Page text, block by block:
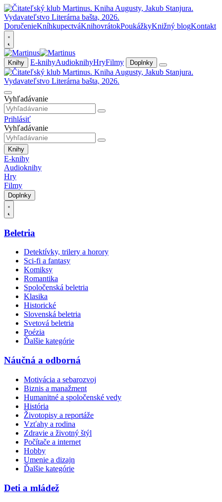
DoručenieKníhkupectváKnihovrátokPoukážkyKnižný blogKontakt
Knihy E-knihyAudioknihyHryFilmy Doplnky
Vyhľadávanie
Prihlásiť
Vyhľadávanie
Knihy
E-knihy
Audioknihy
Hry
Filmy
Doplnky
Beletria
Detektívky, trilery a horory
Sci-fi a fantasy
Komiksy
Romantika
Spoločenská beletria
Klasika
Historické
Slovenská beletria
Svetová beletria
Poézia
Ďalšie kategórie
Náučná a odborná
Motivácia a sebarozvoj
Biznis a manažment
Humanitné a spoločenské vedy
História
Životopisy a reportáže
Vzťahy a rodina
Zdravie a životný štýl
Počítače a internet
Hobby
Umenie a dizajn
Ďalšie kategórie
Deti a mládež